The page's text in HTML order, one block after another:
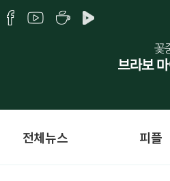
전체뉴스 피플